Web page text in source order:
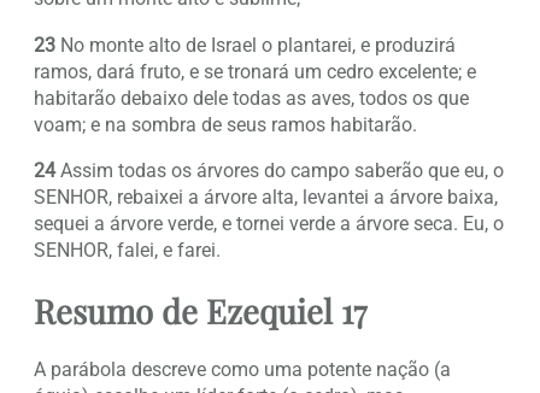
23 No monte alto de Israel o plantarei, e produzirá
ramos, dará fruto, e se tronará um cedro excelente; e
habitarão debaixo dele todas as aves, todos os que
voam; e na sombra de seus ramos habitarão.
24Assim todas os árvores do campo saberão que eu, o
SENHOR, rebaixei a árvore alta, levantei a árvore baixa,
sequei a árvore verde, e tornei verde a árvore seca. Eu, o
SENHOR, falei, e farei.
Resumo de Ezequiel 17
A parábola descreve como uma potente nação (a